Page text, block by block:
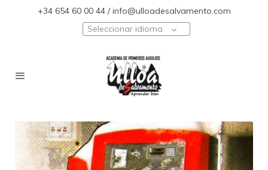
+34 654 60 00 44 / info@ulloadesalvamento.com
Seleccionar idioma